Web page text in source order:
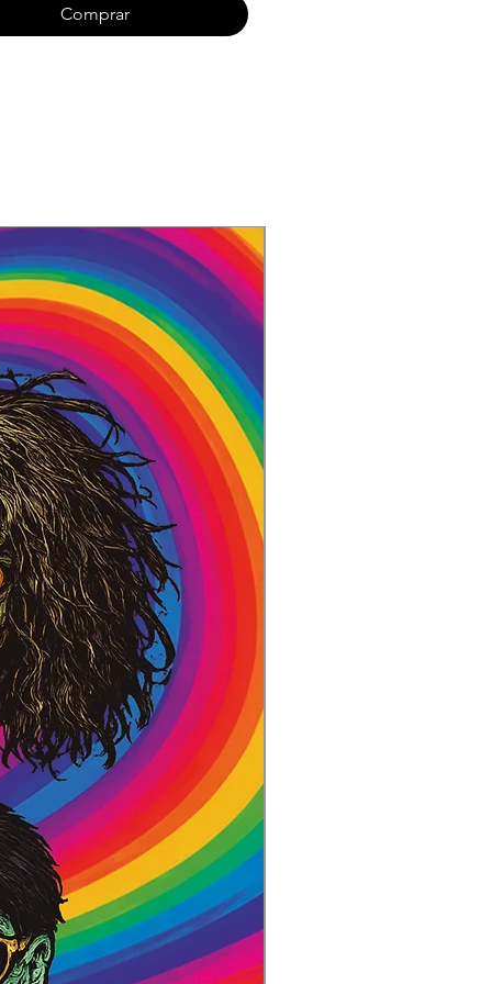
Of Hate 5:13
:
Your Fire
Redemption
Comprar